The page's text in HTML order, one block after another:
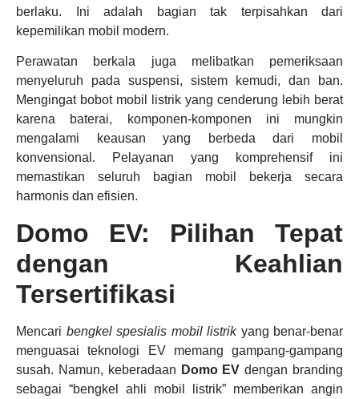
berlaku. Ini adalah bagian tak terpisahkan dari
kepemilikan mobil modern.
Perawatan berkala juga melibatkan pemeriksaan
menyeluruh pada suspensi, sistem kemudi, dan ban.
Mengingat bobot mobil listrik yang cenderung lebih berat
karena baterai, komponen-komponen ini mungkin
mengalami keausan yang berbeda dari mobil
konvensional. Pelayanan yang komprehensif ini
memastikan seluruh bagian mobil bekerja secara
harmonis dan efisien.
Domo EV: Pilihan Tepat
dengan Keahlian
Tersertifikasi
Mencari bengkel spesialis mobil listrikyang benar-benar
menguasai teknologi EV memang gampang-gampang
susah. Namun, keberadaan Domo EV dengan branding
sebagai “bengkel ahli mobil listrik” memberikan angin